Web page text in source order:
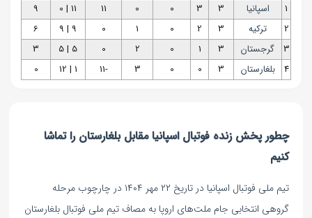
1 اسپانیا 3
3
0
0
11
11 | 0
9
2
ترکیه 3
2
0
1
0
9 | 9
6
3
گرجستان 3
1
0
2
0
5 | 5
3
4
بلغارستان 3
0
0
3
-11
1 | 12
0
چطور پخش زنده فوتبال اسپانیا مقابل بلغارستان را تماشا
کنیم
تیم ملی فوتبال اسپانیا در تاریخ ۲۲ مهر ۱۴۰۴ در چارچوب مرحله
گروهی انتخابی جام ملت‌های اروپا به مصاف تیم ملی فوتبال بلغارستان